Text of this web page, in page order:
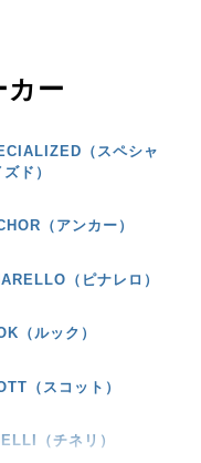
カー
（スペシャ
ド）
（アンカー）
（ピナレロ）
（ルック）
（スコット）
（チネリ）